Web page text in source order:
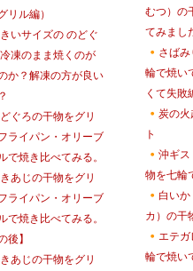
リル編）
いサイズの のどぐ
凍のまま焼くのが
か？解凍の方が良い
ぐろの干物をグリ
ライパン・オリーブ
で焼き比べてみる。
あじの干物をグリ
ライパン・オリーブ
で焼き比べてみる。
後】
あじの干物をグリ
むつ）の
てみまし
さばみ
輪で焼い
くて失敗
炭の火
ト
沖ギス
物を七輪
白いか
カ）の干
エテガ
輪で焼い